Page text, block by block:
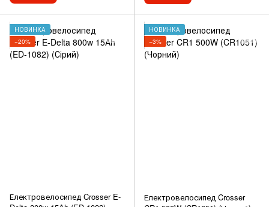
НОВИНКА
−20%
Електровелосипед Crosser E-
НОВИНКА
−3%
Електровелосипед Crosser